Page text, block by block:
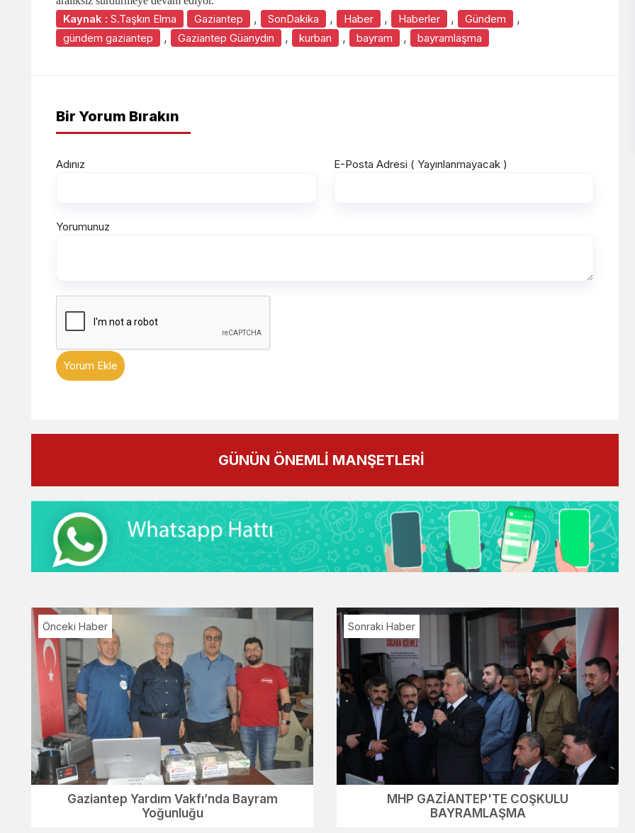
Kaynak : S.Taşkın Elma Gaziantep , SonDakika , Haber , Haberler , Gündem ,
gündem gaziantep , Gaziantep Güanydın , kurban , bayram , bayramlaşma
Bir Yorum Bırakın
Adınız E-Posta Adresi ( Yayınlanmayacak )
Yorumunuz
Yorum Ekle
GÜNÜN ÖNEMLİ MANŞETLERİ
Önceki Haber
Gaziantep Yardım Vakfı’nda Bayram
Yoğunluğu
Sonraki Haber
MHP GAZİANTEP'TE COŞKULU
BAYRAMLAŞMA